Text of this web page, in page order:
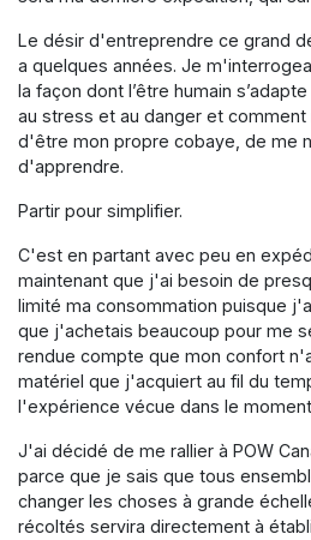
Le désir d'entreprendre ce grand
a quelques années. Je
la façon dont l’être humain
au stress et au danger et
d'être mon propre cobaye, de me
d'apprendre.
Partir pour simplifier.
C'est en partant avec peu en
maintenant que j'ai besoin de
limité ma consommation puisque
que j'achetais beaucoup pour me
rendue compte que mon confort
matériel que j'acquiert au fil du
l'expérience vécue dans le
J'ai décidé de me rallier à POW
parce que je sais que tous
changer les choses à grande
récoltés servira directement à